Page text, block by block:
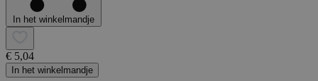
In het winkelmandje
€ 5,04
In het winkelmandje